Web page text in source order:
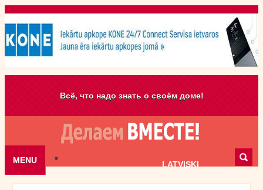
Всё, что надо знать о своём доме!
MENU LATVISKI
Skip to content